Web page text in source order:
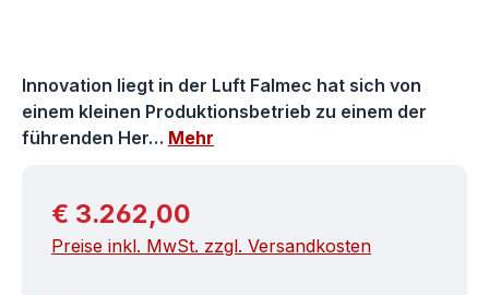
Innovation liegt in der Luft Falmec hat sich von
einem kleinen Produktionsbetrieb zu einem der
führenden Her… Mehr
Regulärer Preis:
€ 3.262,00
Preise inkl. MwSt. zzgl. Versandkosten